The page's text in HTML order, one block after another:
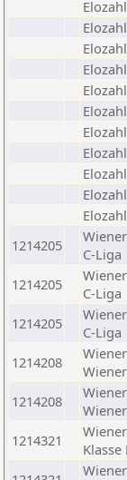
1214205
C-Liga
1214205
C-Liga
1214205
C-Liga
1214208
1214208
1214321
Klasse